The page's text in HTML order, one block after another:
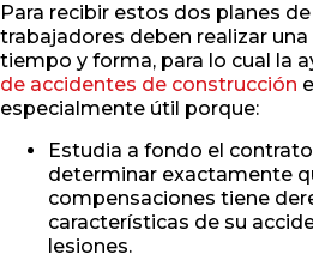
Para recibir estos dos planes
trabajadores deben realizar
tiempo y forma, para lo cual la
de accidentes de construcción
especialmente útil porque:
Estudia a fondo el
determinar exactamente
compensaciones tiene
características de su
lesiones.